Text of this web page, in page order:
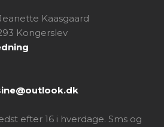
Kaasgaard
Kongerslev
efter 16 i hverdage. Sms og